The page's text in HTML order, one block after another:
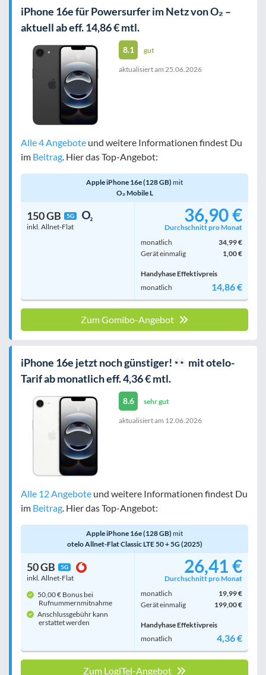
iPhone 16e für Powersurfer im Netz von O₂ –
aktuell ab eff. 14,86 € mtl.
8.1 gut
aktualisiert am 25.06.2026
Alle 4 Angebote und weitere Informationen findest Du
im Beitrag. Hier das Top-Angebot:
Apple iPhone 16e (128 GB) mit
O₂ Mobile L
150 GB 5G
inkl. Allnet-Flat
36,90 €
Durchschnitt pro Monat
monatlich
34,99 €
Gerät einmalig
1,00 €
Handyhase Effektivpreis
monatlich
14,86 €
Zum Gomibo-Angebot
iPhone 16e jetzt noch günstiger!
mit otelo-
Tarif ab monatlich eff. 4,36 € mtl.
8.6 sehr gut
aktualisiert am 12.06.2026
Alle 12 Angebote und weitere Informationen findest Du
im Beitrag. Hier das Top-Angebot:
Apple iPhone 16e (128 GB) mit
otelo Allnet-Flat Classic LTE 50 + 5G (2025)
50 GB 5G
inkl. Allnet-Flat
50,00 € Bonus bei
Rufnummern­mitnahme
Anschlussgebühr kann
erstattet werden
26,41 €
Durchschnitt pro Monat
monatlich
19,99 €
Gerät einmalig
199,00 €
Handyhase Effektivpreis
monatlich
4,36 €
Zum LogiTel-Angebot